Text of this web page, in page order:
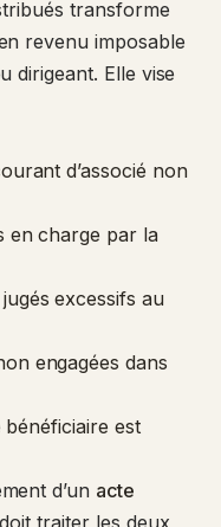
transforme
revenu imposable
dirigeant. Elle vise
d’associé non
en charge par la
excessifs au
engagées dans
est
d’un acte
traiter les deux